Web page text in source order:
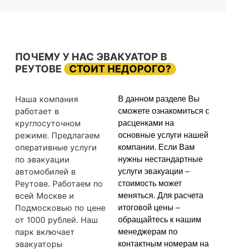
ПОЧЕМУ У НАС ЭВАКУАТОР В
РЕУТОВЕ
СТОИТ НЕДОРОГО?
Наша компания
работает в
круглосуточном
режиме. Предлагаем
оперативные услуги
по эвакуации
автомобилей в
Реутове. Работаем по
всей Москве и
Подмосковью по цене
от 1000 рублей. Наш
парк включает
эвакуаторы
В данном разделе Вы
сможете ознакомиться с
расценками на
основные услуги нашей
компании. Если Вам
нужны нестандартные
услуги эвакуации –
стоимость может
меняться. Для расчета
итоговой цены –
обращайтесь к нашим
менеджерам по
контактным номерам на